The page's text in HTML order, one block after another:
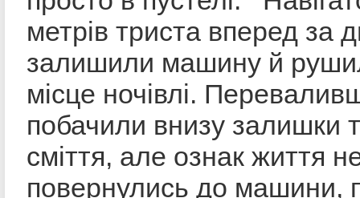
метрів триста вперед за
залишили машину й
місце ночівлі.
побачили внизу залишки
сміття, але ознак життя
повернулись до машини,